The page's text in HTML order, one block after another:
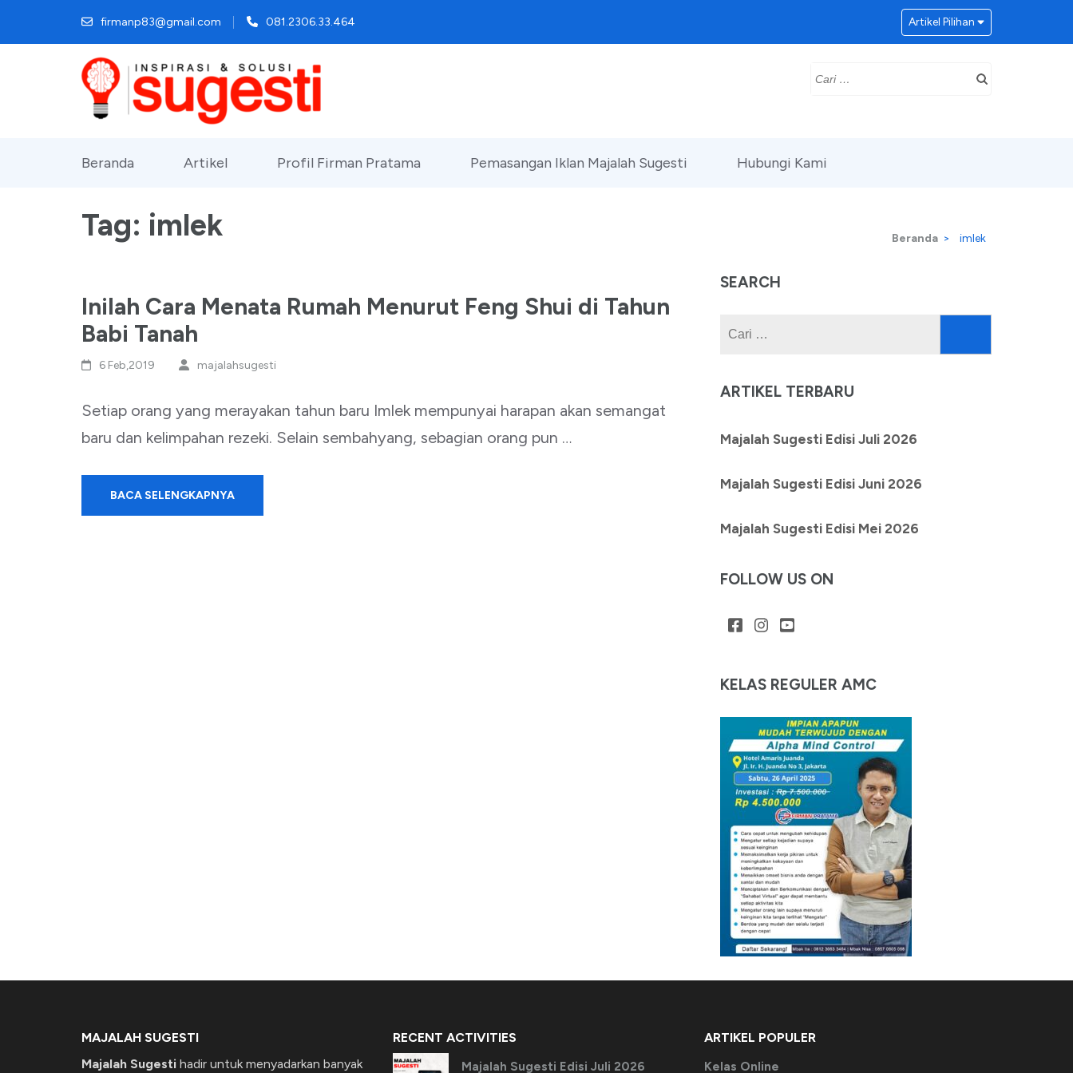
ke
firmanp83@gmail.com 081.2306.33.464 Artikel Pilihan
Cari
Beranda Artikel Profil Firman Pratama Pemasangan Iklan Majalah Sugesti Hubungi Kami
Tag: imlek Beranda > imlek
Inilah Cara Menata Rumah Menurut Feng Shui di Tahun
Babi Tanah
6 Feb,2019 majalahsugesti
Setiap orang yang merayakan tahun baru Imlek mempunyai harapan akan semangat
baru dan kelimpahan rezeki. Selain sembahyang, sebagian orang pun …
BACA SELENGKAPNYA
SEARCH
untuk:
ARTIKEL TERBARU
Majalah Sugesti Edisi Juli 2026
Majalah Sugesti Edisi Juni 2026
Majalah Sugesti Edisi Mei 2026
FOLLOW US ON
KELAS REGULER AMC
MAJALAH SUGESTI
Majalah Sugesti hadir untuk menyadarkan banyak
RECENT ACTIVITIES
Majalah Sugesti Edisi Juli 2026
ARTIKEL POPULER
Kelas Online